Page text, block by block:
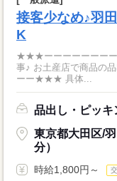
接客少なめ♪羽
K
★★★ーーーーーーーー
事♪ お土産店で商品の品出し！ ーーーーーーーーー
ーー★★★ 具体...
品出し・ピッキ
東京都大田区/
分）
時給1,800円～